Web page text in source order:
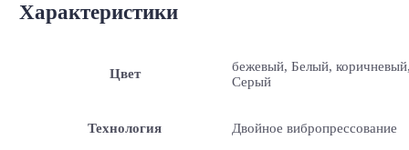
Характеристики
Цвет
бежевый, Белый,
Серый
Технология Двойное вибропрессование